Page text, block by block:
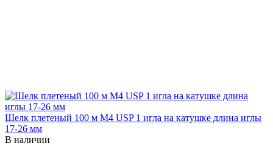
Шелк плетеный 100 м М4 USP 1 игла на катушке длина иглы
17-26 мм
В наличии